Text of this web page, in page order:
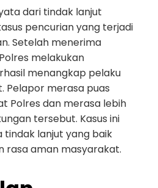
dari tindak lanjut
pencurian yang terjadi
Setelah menerima
melakukan
menangkap pelaku
Pelapor merasa puas
Polres dan merasa lebih
tersebut. Kasus ini
tindak lanjut yang baik
rasa aman masyarakat.